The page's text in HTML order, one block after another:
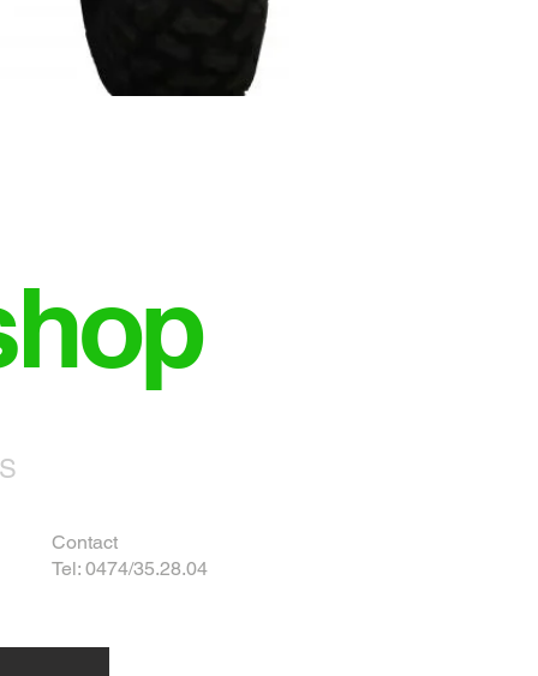
Contact
Tel: 0474/35.28.04